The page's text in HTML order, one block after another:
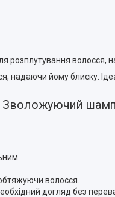
розплутування волосся,
надаючи йому блиску.
Зволожуючий
волосся.
догляд без